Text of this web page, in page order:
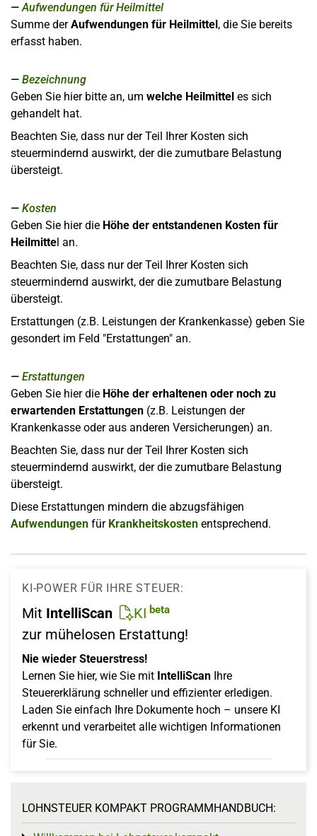
Aufwendungen für Heilmittel
Summe derAufwendungen für Heilmittel, die Sie bereits
erfasst haben.
Bezeichnung
Geben Sie hier bitte an, um welche Heilmittel es sich
gehandelt hat.
Beachten Sie, dass nur der Teil Ihrer Kosten sich
steuermindernd auswirkt, der die zumutbare Belastung
übersteigt.
Kosten
Geben Sie hier die Höhe der entstandenen Kosten für
Heilmittel an.
Beachten Sie, dass nur der Teil Ihrer Kosten sich
steuermindernd auswirkt, der die zumutbare Belastung
übersteigt.
Erstattungen (z.B. Leistungen der Krankenkasse) geben Sie
gesondert im Feld "Erstattungen" an.
Erstattungen
Geben Sie hier die Höhe der erhaltenen oder noch zu
erwartenden Erstattungen (z.B. Leistungen der
Krankenkasse oder aus anderen Versicherungen) an.
Beachten Sie, dass nur der Teil Ihrer Kosten sich
steuermindernd auswirkt, der die zumutbare Belastung
übersteigt.
Diese Erstattungen mindern die abzugsfähigen
Aufwendungen für Krankheitskosten entsprechend.
KI-POWER FÜR IHRE STEUER:
Mit IntelliScan KI beta
zur mühelosen Erstattung!
Nie wieder Steuerstress!
Lernen Sie hier, wie Sie mit IntelliScan Ihre
Steuererklärung schneller und effizienter erledigen.
Laden Sie einfach Ihre Dokumente hoch – unsere KI
erkennt und verarbeitet alle wichtigen Informationen
für Sie.
LOHNSTEUER KOMPAKT PROGRAMMHANDBUCH: